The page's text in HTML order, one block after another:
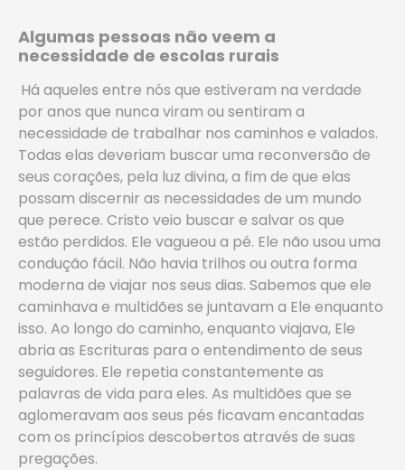
Algumas pessoas não veem a
necessidade de escolas rurais
Há aqueles entre nós que estiveram na verdade
por anos que nunca viram ou sentiram a
necessidade de trabalhar nos caminhos e valados.
Todas elas deveriam buscar uma reconversão de
seus corações, pela luz divina, a fim de que elas
possam discernir as necessidades de um mundo
que perece. Cristo veio buscar e salvar os que
estão perdidos. Ele vagueou a pé. Ele não usou uma
condução fácil. Não havia trilhos ou outra forma
moderna de viajar nos seus dias. Sabemos que ele
caminhava e multidões se juntavam a Ele enquanto
isso. Ao longo do caminho, enquanto viajava, Ele
abria as Escrituras para o entendimento de seus
seguidores. Ele repetia constantemente as
palavras de vida para eles. As multidões que se
aglomeravam aos seus pés ficavam encantadas
com os princípios descobertos através de suas
pregações.